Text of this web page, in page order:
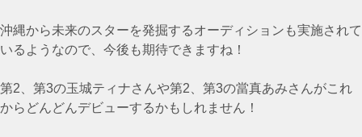
沖縄から未来のスターを発掘するオーディションも実施されて
いるようなので、今後も期待できますね！
第2、第3の玉城ティナさんや第2、第3の當真あみさんがこれ
からどんどんデビューするかもしれません！